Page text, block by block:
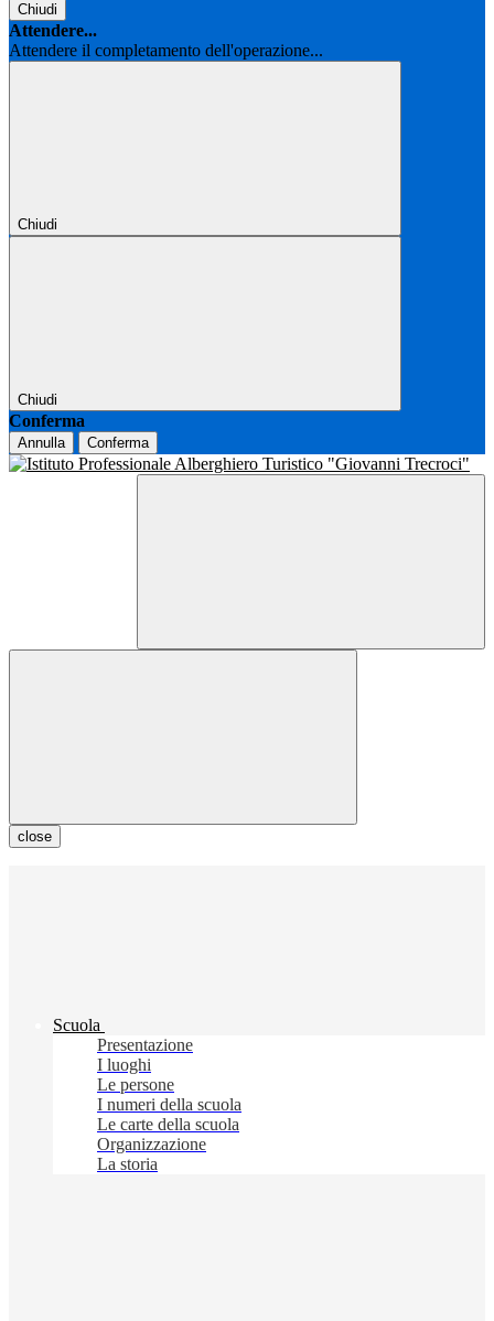
Chiudi
Attendere...
Attendere il completamento dell'operazione...
Chiudi
Chiudi
Conferma
Annulla Conferma
close
Scuola
Presentazione
I luoghi
Le persone
I numeri della scuola
Le carte della scuola
Organizzazione
La storia